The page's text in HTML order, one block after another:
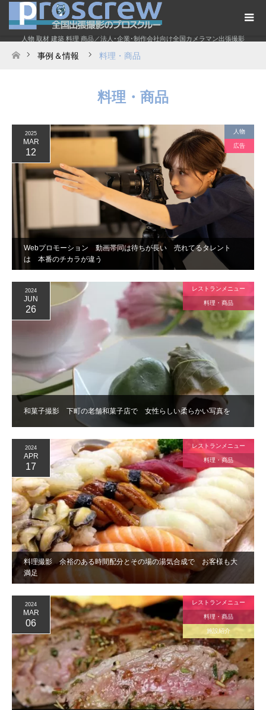
人物 取材 建築 料理 商品／法人･企業･制作会社向け全国カメラマン出張撮影
ホーム
事例＆情報 料理・商品
料理・商品
Webプロモーション 動画帯同は待ちが長い 売れてるタレント
は 本番のチカラが違う
2025
MAR
12
人物
広告
和菓子撮影 下町の老舗和菓子店で 女性らしい柔らかい写真を
2024
JUN
26
レストランメニュー
料理・商品
料理撮影 余裕のある時間配分とその場の湯気合成で お客様も大
満足
2024
APR
17
レストランメニュー
料理・商品
2024
MAR
06
レストランメニュー
料理・商品
施設紹介